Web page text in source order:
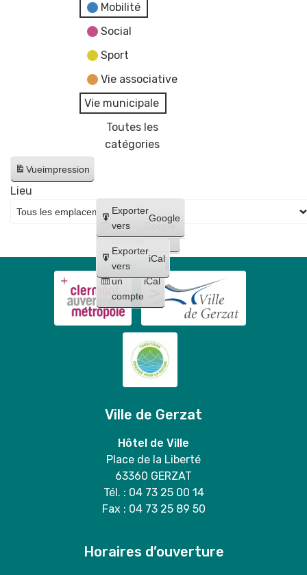
Mobilité
Social
Sport
Vie associative
Vie municipale
Toutes les
catégories
Vueimpression
Créer
un
compte
Google
Créer
un
compte
iCal
Exporter
vers
Google
Exporter
vers
iCal
Lieu
Ville de Gerzat
Hôtel de Ville
Place de la Liberté
63360 GERZAT
Tél. : 04 73 25 00 14
Fax : 04 73 25 89 50
Horaires d’ouverture